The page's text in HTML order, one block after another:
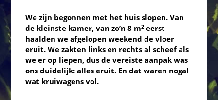
We zijn begonnen met het huis slopen. Van
de kleinste kamer, van zo’n 8 m2 eerst
haalden we afgelopen weekend de vloer
eruit. We zakten links en rechts al scheef als
we er op liepen, dus de vereiste aanpak was
ons duidelijk: alles eruit. En dat waren nogal
wat kruiwagens vol.